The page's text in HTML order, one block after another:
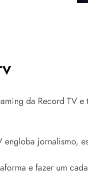
da Record TV
jornalismo,
e fazer um